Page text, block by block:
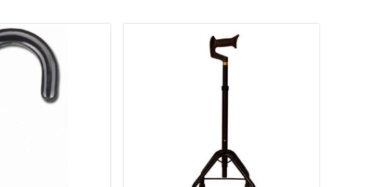
το
προϊόν
έχει
πολλαπλές